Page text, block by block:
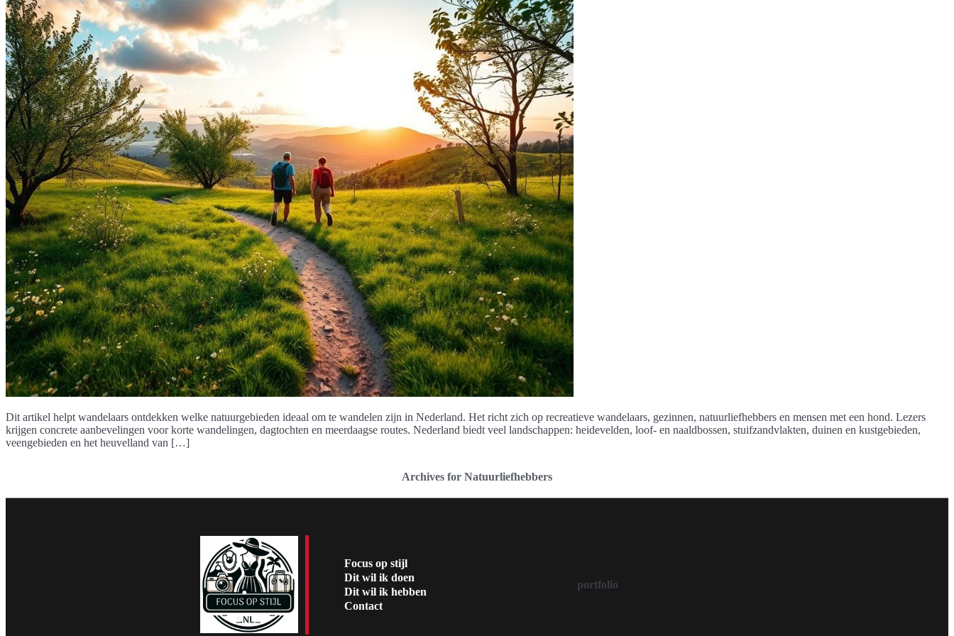
Dit artikel helpt wandelaars ontdekken welke natuurgebieden ideaal om te wandelen zijn in Nederland. Het richt zich op recreatieve wandelaars, gezinnen, natuurliefhebbers en mensen met een hond. Lezers
krijgen concrete aanbevelingen voor korte wandelingen, dagtochten en meerdaagse routes. Nederland biedt veel landschappen: heidevelden, loof- en naaldbossen, stuifzandvlakten, duinen en kustgebieden,
veengebieden en het heuvelland van […]
Archives for Natuurliefhebbers
Focus op stijl
Dit wil ik doen
Dit wil ik hebben
Contact
portfolio